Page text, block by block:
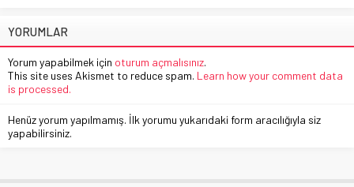
YORUMLAR
Yorum yapabilmek için oturum açmalısınız.
This site uses Akismet to reduce spam. Learn how your comment data
is processed.
Henüz yorum yapılmamış. İlk yorumu yukarıdaki form aracılığıyla siz
yapabilirsiniz.